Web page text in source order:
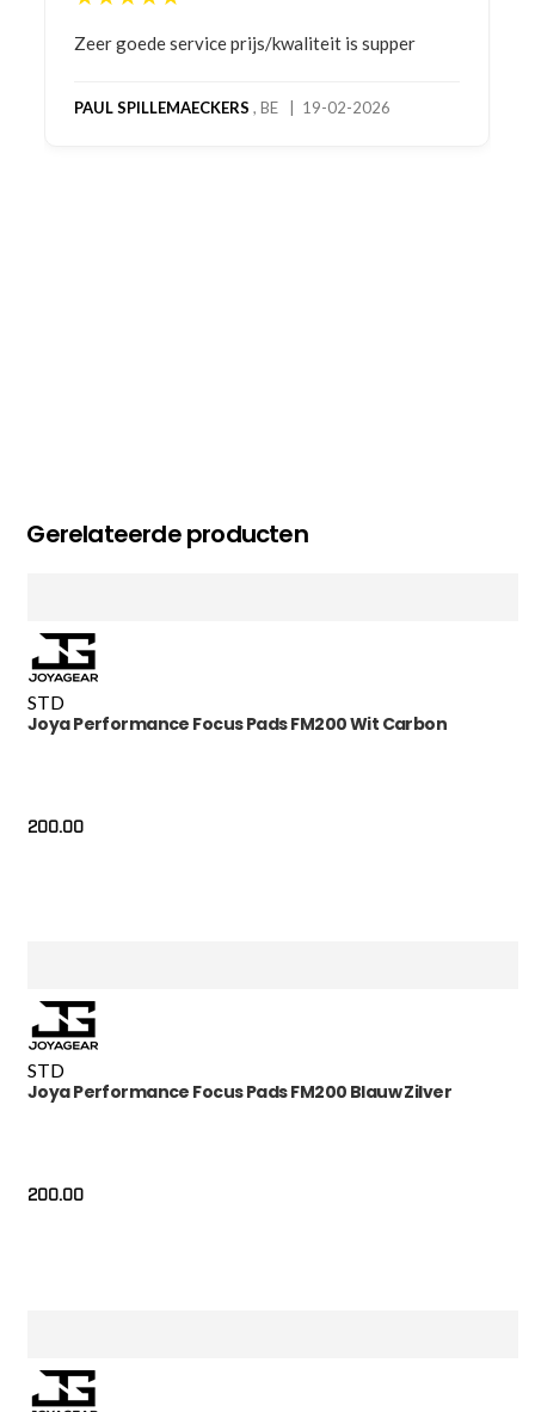
Bestelling gedaan vanwege goede prijzen en
bestelling al ontvangen met gifts, waardoor je
Gerelateerde producten
STD
Joya Performance Focus Pads FM200 Wit Carbon
200.00
STD
Joya Performance Focus Pads FM200 Blauw Zilver
200.00